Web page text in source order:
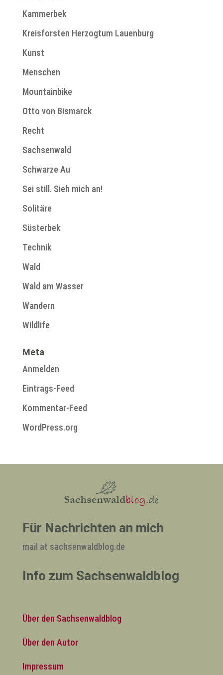
Kammerbek
Kreisforsten Herzogtum Lauenburg
Kunst
Menschen
Mountainbike
Otto von Bismarck
Recht
Sachsenwald
Schwarze Au
Sei still. Sieh mich an!
Solitäre
Süsterbek
Technik
Wald
Wald am Wasser
Wandern
Wildlife
Meta
Anmelden
Eintrags-Feed
Kommentar-Feed
WordPress.org
Für Nachrichten an mich
mail at sachsenwaldblog.de
Info zum Sachsenwaldblog
Über den Sachsenwaldblog
Über den Autor
Impressum